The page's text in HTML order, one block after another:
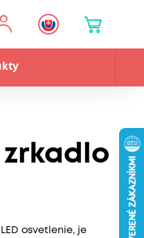
zrkadlo
osvetlenie, je